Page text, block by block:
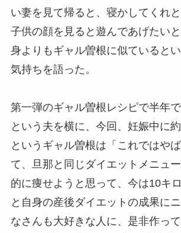
い妻を見て帰ると、寝かしてくれと
子供の顔を見ると遊んであげたい
身よりもギャル曽根に似ていると
気持ちを語った。
第一弾のギャル曽根レシピで半年
という夫を横に、今回、妊娠中に
というギャル曽根は「これではや
て、旦那と同じダイエットメニュ
的に痩せようと思って、今は10キ
と自身の産後ダイエットの成果に
なさんも大好きな人に、是非作っ